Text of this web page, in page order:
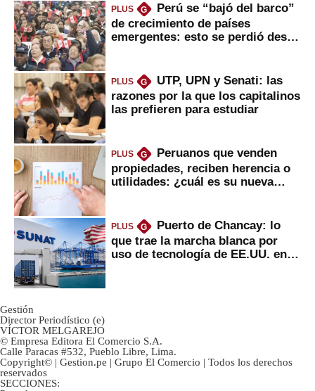
PLUS G
Perú se “bajó del barco”
de crecimiento de países
emergentes: esto se perdió desde
PLUS G
UTP, UPN y Senati: las
razones por la que los capitalinos
las prefieren para estudiar
PLUS G
Peruanos que venden
propiedades, reciben herencia o
utilidades: ¿cuál es su nueva
PLUS G
Puerto de Chancay: lo
que trae la marcha blanca por
uso de tecnología de EE.UU. en
Gestión
Director Periodístico (e)
VÍCTOR MELGAREJO
© Empresa Editora El Comercio S.A.
Calle Paracas #532, Pueblo Libre, Lima.
Copyright© | Gestion.pe | Grupo El Comercio | Todos los derechos
reservados
SECCIONES: